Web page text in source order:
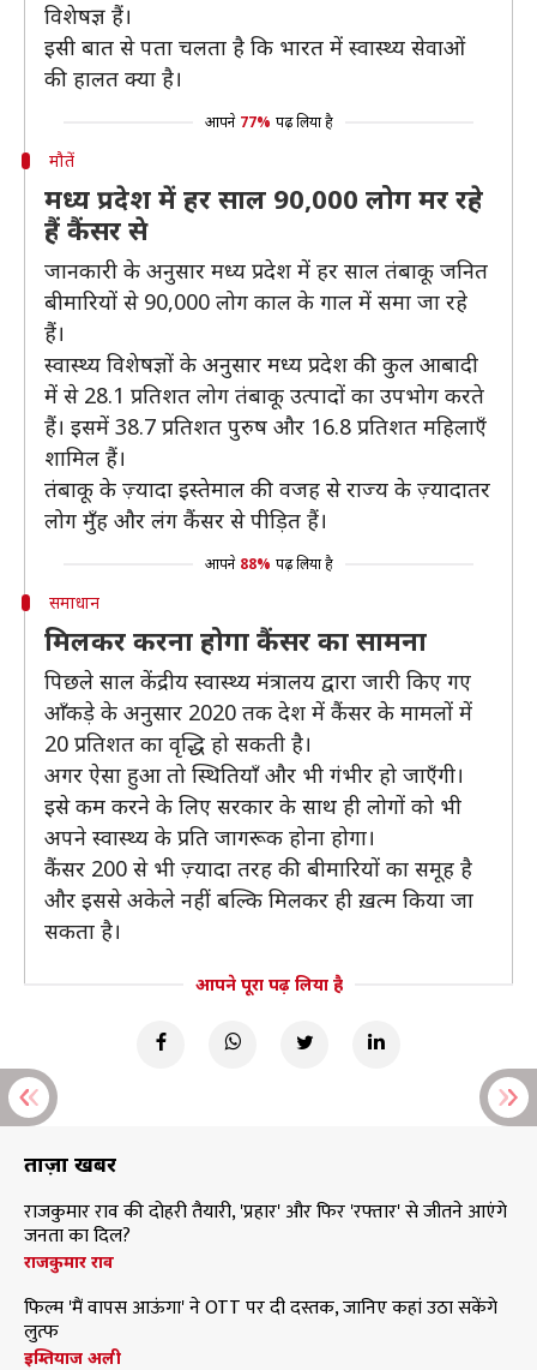
विशेषज्ञ हैं।
इसी बात से पता चलता है कि भारत में स्वास्थ्य सेवाओं
की हालत क्या है।
आपने 77% पढ़ लिया है
मौतें
मध्य प्रदेश में हर साल 90,000 लोग मर रहे
हैं कैंसर से
जानकारी के अनुसार मध्य प्रदेश में हर साल तंबाकू जनित
बीमारियों से 90,000 लोग काल के गाल में समा जा रहे
हैं।
स्वास्थ्य विशेषज्ञों के अनुसार मध्य प्रदेश की कुल आबादी
में से 28.1 प्रतिशत लोग तंबाकू उत्पादों का उपभोग करते
हैं। इसमें 38.7 प्रतिशत पुरुष और 16.8 प्रतिशत महिलाएँ
शामिल हैं।
तंबाकू के ज़्यादा इस्तेमाल की वजह से राज्य के ज़्यादातर
लोग मुँह और लंग कैंसर से पीड़ित हैं।
आपने 88% पढ़ लिया है
समाधान
मिलकर करना होगा कैंसर का सामना
पिछले साल केंद्रीय स्वास्थ्य मंत्रालय द्वारा जारी किए गए
आँकड़े के अनुसार 2020 तक देश में कैंसर के मामलों में
20 प्रतिशत का वृद्धि हो सकती है।
अगर ऐसा हुआ तो स्थितियाँ और भी गंभीर हो जाएँगी।
इसे कम करने के लिए सरकार के साथ ही लोगों को भी
अपने स्वास्थ्य के प्रति जागरूक होना होगा।
कैंसर 200 से भी ज़्यादा तरह की बीमारियों का समूह है
और इससे अकेले नहीं बल्कि मिलकर ही ख़त्म किया जा
सकता है।
आपने पूरा पढ़ लिया है
ताज़ा खबरें
राजकुमार राव की दोहरी तैयारी, 'प्रहार' और फिर 'रफ्तार' से जीतने आएंगे
जनता का दिल?
राजकुमार राव
फिल्म 'मैं वापस आऊंगा' ने OTT पर दी दस्तक, जानिए कहां उठा सकेंगे
लुत्फ
इम्तियाज अली